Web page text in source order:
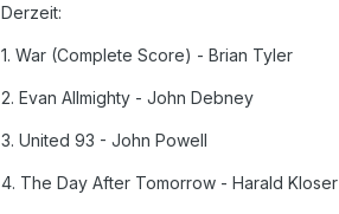
Derzeit:
1. War (Complete Score) - Brian Tyler
2. Evan Allmighty - John Debney
3. United 93 - John Powell
4. The Day After Tomorrow - Harald Kloser